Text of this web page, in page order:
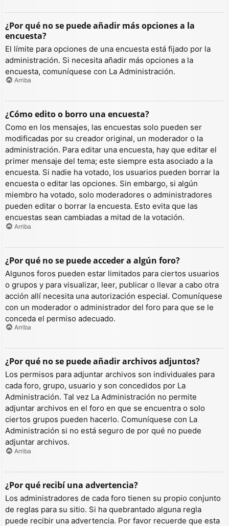
¿Por qué no se puede añadir más opciones a la
encuesta?
El límite para opciones de una encuesta está fijado por la
administración. Si necesita añadir más opciones a la
encuesta, comuníquese con La Administración.
Arriba
¿Cómo edito o borro una encuesta?
Como en los mensajes, las encuestas solo pueden ser
modificadas por su creador original, un moderador o la
administración. Para editar una encuesta, hay que editar el
primer mensaje del tema; este siempre esta asociado a la
encuesta. Si nadie ha votado, los usuarios pueden borrar la
encuesta o editar las opciones. Sin embargo, si algún
miembro ha votado, solo moderadores o administradores
pueden editar o borrar la encuesta. Esto evita que las
encuestas sean cambiadas a mitad de la votación.
Arriba
¿Por qué no se puede acceder a algún foro?
Algunos foros pueden estar limitados para ciertos usuarios
o grupos y para visualizar, leer, publicar o llevar a cabo otra
acción allí necesita una autorización especial. Comuníquese
con un moderador o administrador del foro para que se le
conceda el permiso adecuado.
Arriba
¿Por qué no se puede añadir archivos adjuntos?
Los permisos para adjuntar archivos son individuales para
cada foro, grupo, usuario y son concedidos por La
Administración. Tal vez La Administración no permite
adjuntar archivos en el foro en que se encuentra o solo
ciertos grupos pueden hacerlo. Comuníquese con La
Administración si no está seguro de por qué no puede
adjuntar archivos.
Arriba
¿Por qué recibí una advertencia?
Los administradores de cada foro tienen su propio conjunto
de reglas para su sitio. Si ha quebrantado alguna regla
puede recibir una advertencia. Por favor recuerde que esta